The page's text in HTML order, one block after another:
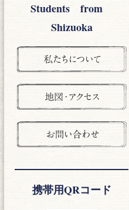
Students from
Shizuoka
携帯用QRコード